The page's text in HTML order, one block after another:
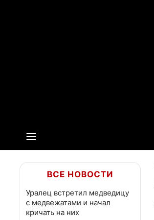
ВСЕ НОВОСТИ
Уралец встретил медведицу
с медвежатами и начал
кричать на них